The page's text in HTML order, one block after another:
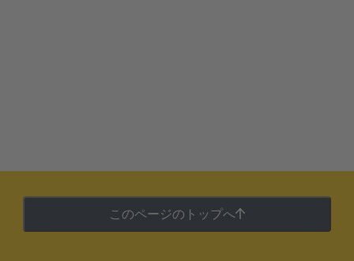
このページのトップへ